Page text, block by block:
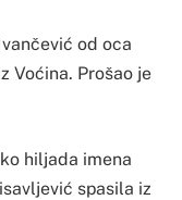
od oca
Voćina. Prošao je
hiljada imena
spasila iz